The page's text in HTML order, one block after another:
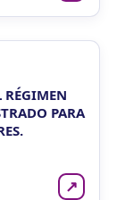
RÉGIMEN
PARA
↗